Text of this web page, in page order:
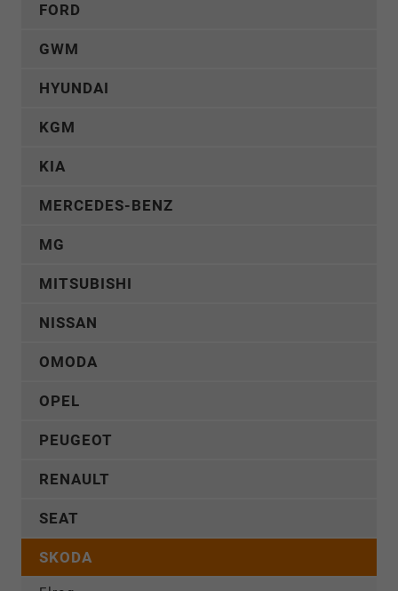
FORD
GWM
HYUNDAI
KGM
KIA
MERCEDES-BENZ
MG
MITSUBISHI
NISSAN
OMODA
OPEL
PEUGEOT
RENAULT
SEAT
SKODA